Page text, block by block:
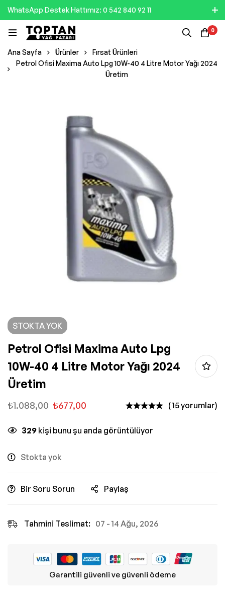
WhatsApp Destek Hattımız: 0 542 840 92 11
0
Ana Sayfa Ürünler
Fırsat Ürünleri
Petrol Ofisi Maxima Auto Lpg 10W-40 4 Litre Motor Yağı 2024
Üretim
STOKTA YOK
Petrol Ofisi Maxima Auto Lpg
10W-40 4 Litre Motor Yağı 2024
Üretim
₺1.088,00 ₺677,00 ( 15 yorumlar)
329 kişi bunu şu anda görüntülüyor
Stokta yok
Bir Soru Sorun Paylaş
Tahmini Teslimat: 07 - 14 Ağu, 2026
Garantili güvenli ve güvenli ödeme